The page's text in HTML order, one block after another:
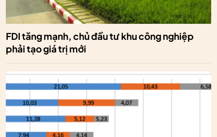
FDI tăng mạnh, chủ đầu tư khu công nghiệp
phải tạo giá trị mới